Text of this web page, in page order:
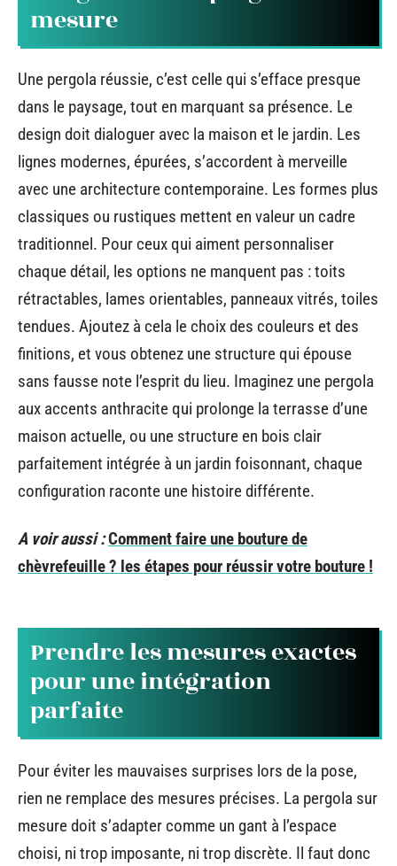
mesure
Une pergola réussie, c’est celle qui s’efface presque
dans le paysage, tout en marquant sa présence. Le
design doit dialoguer avec la maison et le jardin. Les
lignes modernes, épurées, s’accordent à merveille
avec une architecture contemporaine. Les formes plus
classiques ou rustiques mettent en valeur un cadre
traditionnel. Pour ceux qui aiment personnaliser
chaque détail, les options ne manquent pas : toits
rétractables, lames orientables, panneaux vitrés, toiles
tendues. Ajoutez à cela le choix des couleurs et des
finitions, et vous obtenez une structure qui épouse
sans fausse note l’esprit du lieu. Imaginez une pergola
aux accents anthracite qui prolonge la terrasse d’une
maison actuelle, ou une structure en bois clair
parfaitement intégrée à un jardin foisonnant, chaque
configuration raconte une histoire différente.
A voir aussi :Comment faire une bouture de
chèvrefeuille ? les étapes pour réussir votre bouture !
Prendre les mesures exactes
pour une intégration
parfaite
Pour éviter les mauvaises surprises lors de la pose,
rien ne remplace des mesures précises. La pergola sur
mesure doit s’adapter comme un gant à l’espace
choisi, ni trop imposante, ni trop discrète. Il faut donc